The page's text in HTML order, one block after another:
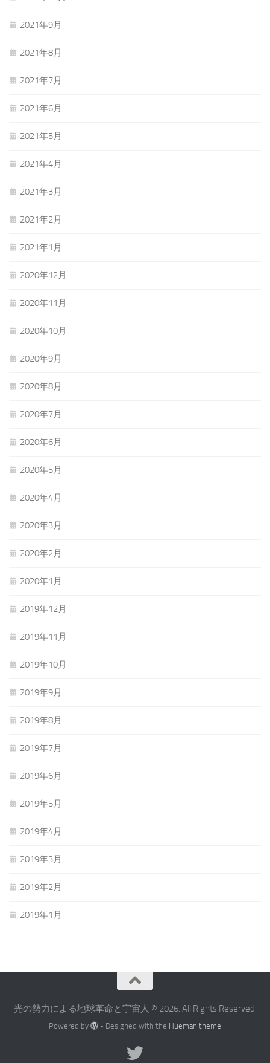
2021年9月
2021年8月
2021年7月
2021年6月
2021年5月
2021年4月
2021年3月
2021年2月
2021年1月
2020年12月
2020年11月
2020年10月
2020年9月
2020年8月
2020年7月
2020年6月
2020年5月
2020年4月
2020年3月
2020年2月
2020年1月
2019年12月
2019年11月
2019年10月
2019年9月
2019年8月
2019年7月
2019年6月
2019年5月
2019年4月
2019年3月
2019年2月
2019年1月
光の勢力による地球革命と宇宙人 © 2026. All Rights Reserved.
Powered by - Designed with the Hueman theme